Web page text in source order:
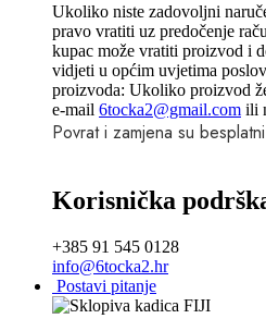
Ukoliko niste zadovoljni
pravo vratiti uz predočenje
kupac može vratiti proizvod i
vidjeti u općim uvjetima
proizvoda: Ukoliko proizvod
e-mail 6tocka2@gmail.com ili
Povrat i zamjena su
Korisnička
+385 91 545 0128
info@6tocka2.hr
Postavi pitanje